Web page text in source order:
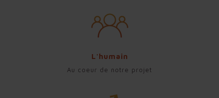
L'humain
Au coeur de notre projet